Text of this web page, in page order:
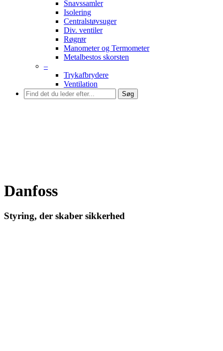
Snavssamler
Isolering
Centralstøvsuger
Div. ventiler
Røgrør
Manometer og Termometer
Metalbestos skorsten
–
Trykafbrydere
Ventilation
Søg
Danfoss
Styring, der skaber sikkerhed